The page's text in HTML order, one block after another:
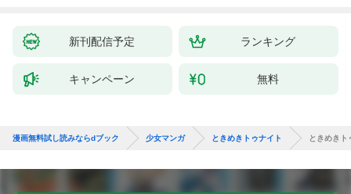
新刊配信予定 ランキング
キャンペーン 無料
漫画無料試し読みならdブック 少女マンガ ときめきトゥナイト ときめき